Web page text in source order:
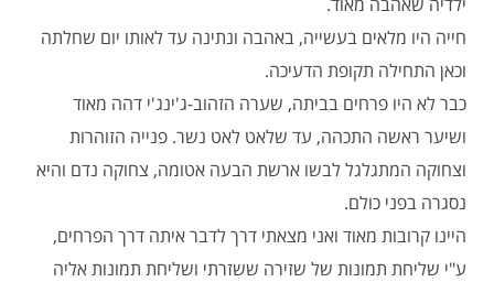
חייה היו מלאים בעשייה, באהבה ונתינה עד לאותו יום שחלתה
וכאן התחילה תקופת הדעיכה.
כבר לא היו פרחים בביתה, שערה הזהוב-ג'ינג'י דהה מאוד
ושיער ראשה התכהה, עד שלאט לאט נשר. פנייה הזוהרות
וצחוקה המתגלגל לבשו ארשת הבעה אטומה, צחוקה נדם והיא
נסגרה בפני כולם.
היינו קרובות מאוד ואני מצאתי דרך לדבר איתה דרך הפרחים,
ע"י שליחת תמונות של שזירה ששזרתי ושליחת תמונות אליה